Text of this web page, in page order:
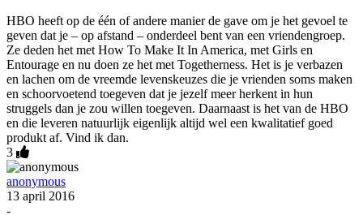
HBO heeft op de één of andere manier de gave om je het gevoel te
geven dat je – op afstand – onderdeel bent van een vriendengroep.
Ze deden het met How To Make It In America, met Girls en
Entourage en nu doen ze het met Togetherness. Het is je verbazen
en lachen om de vreemde levenskeuzes die je vrienden soms maken
en schoorvoetend toegeven dat je jezelf meer herkent in hun
struggels dan je zou willen toegeven. Daarnaast is het van de HBO
en die leveren natuurlijk eigenlijk altijd wel een kwalitatief goed
produkt af. Vind ik dan.
3
anonymous
13 april 2016
-